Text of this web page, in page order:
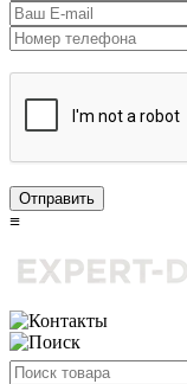
Отправить
≡